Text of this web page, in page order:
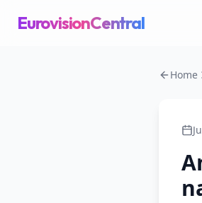
EurovisionCentral
Home